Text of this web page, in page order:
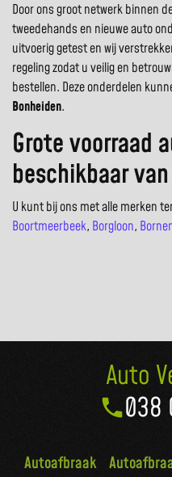
Door ons groot netwerk binnen
tweedehands en nieuwe auto
uitvoerig getest en wij
regeling zodat u veilig en
bestellen. Deze onderdelen
Bonheiden.
Grote voorraad
beschikbaar
U kunt bij ons met alle merken
Boortmeerbeek, Borgloon,
Auto
038
Autoafbraak